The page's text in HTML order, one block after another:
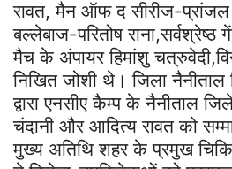
रावत, मैन ऑफ द सीरीज-प्रांजल
बल्लेबाज-परितोष
मैच के अंपायर हिमांशु
निखित जोशी थे। जिला
द्वारा एनसीए कैम्प के नैनीताल
चंदानी और आदित्य रावत को
मुख्य अतिथि शहर के प्रमुख